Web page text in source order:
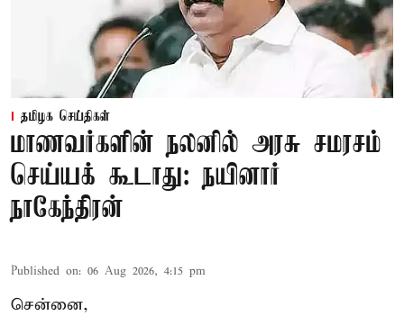
தமிழக செய்திகள்
மாணவர்களின் நலனில் அரசு சமரசம்
செய்யக் கூடாது: நயினார்
நாகேந்திரன்
Published on: 06 Aug 2026, 4:15 pm
சென்னை,